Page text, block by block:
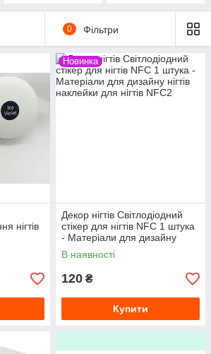
аерографії і DEEP
0 Фільтри
нігтів
Новинка
Декор нігтів Світлодіодний
стікер для нігтів NFC 1 штука
- Матеріали для дизайну
нігтів наклейки для нігтів
В наявності
120 ₴
Купити